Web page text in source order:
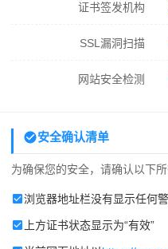
证书签发机构
SSL漏洞扫描
网站安全检测
安全确认清单
为确保您的安全，请确认以下所
浏览器地址栏没有显示任何
上方证书状态显示为“有效”